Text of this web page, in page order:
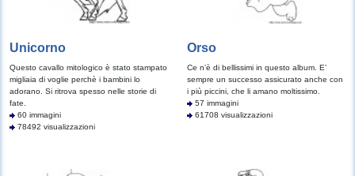
Unicorno
Questo cavallo mitologico è stato stampato
migliaia di voglie perchè i bambini lo
adorano. Si ritrova spesso nelle storie di
fate.
60 immagini
78492 visualizzazioni
Orso
Ce n’è di bellissimi in questo album. E’
sempre un successo assicurato anche con
i più piccini, che li amano moltissimo.
57 immagini
61708 visualizzazioni